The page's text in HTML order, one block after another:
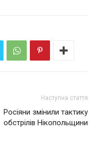
Наступна стаття
Росіяни змінили тактику
обстрілів Нікопольщини